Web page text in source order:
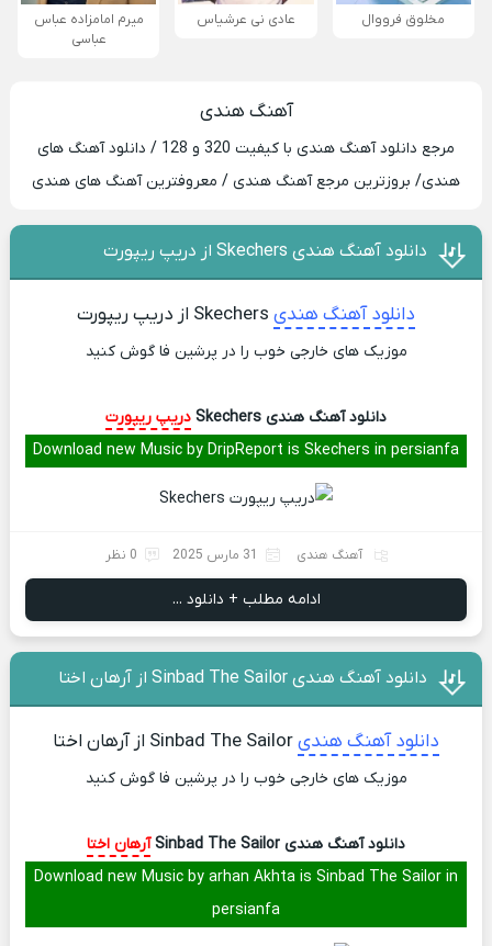
مخلوق فرووال عادی نی عرشیاس
میرم امامزاده عباس
عباسی
آهنگ هندی
مرجع دانلود آهنگ هندی با کیفیت 320 و 128 / دانلود آهنگ های
هندی/ بروزترین مرجع آهنگ هندی / معروفترین آهنگ های هندی
دانلود آهنگ هندی Skechers از دریپ ریپورت
دانلود آهنگ هندی
موزیک های خارجی خوب را در پرشین فا گوش کنید
دانلود آهنگ هندی Skechers
دریپ ریپورت
Download new Music by DripReport is Skechers in persianfa
آهنگ هندی 31 مارس 2025 0 نظر
ادامه مطلب + دانلود ...
دانلود آهنگ هندی Sinbad The Sailor از آرهان اختا
دانلود آهنگ هندی
موزیک های خارجی خوب را در پرشین فا گوش کنید
دانلود آهنگ هندی Sinbad The Sailor
آرهان اختا
Download new Music by arhan Akhta is Sinbad The Sailor in
persianfa